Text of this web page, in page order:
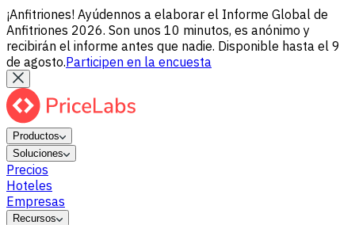
¡Anfitriones! Ayúdennos a elaborar el Informe Global de
Anfitriones 2026. Son unos 10 minutos, es anónimo y
recibirán el informe antes que nadie. Disponible hasta el 9
de agosto.Participen en la encuesta
Productos
Soluciones
Precios
Hoteles
Empresas
Recursos